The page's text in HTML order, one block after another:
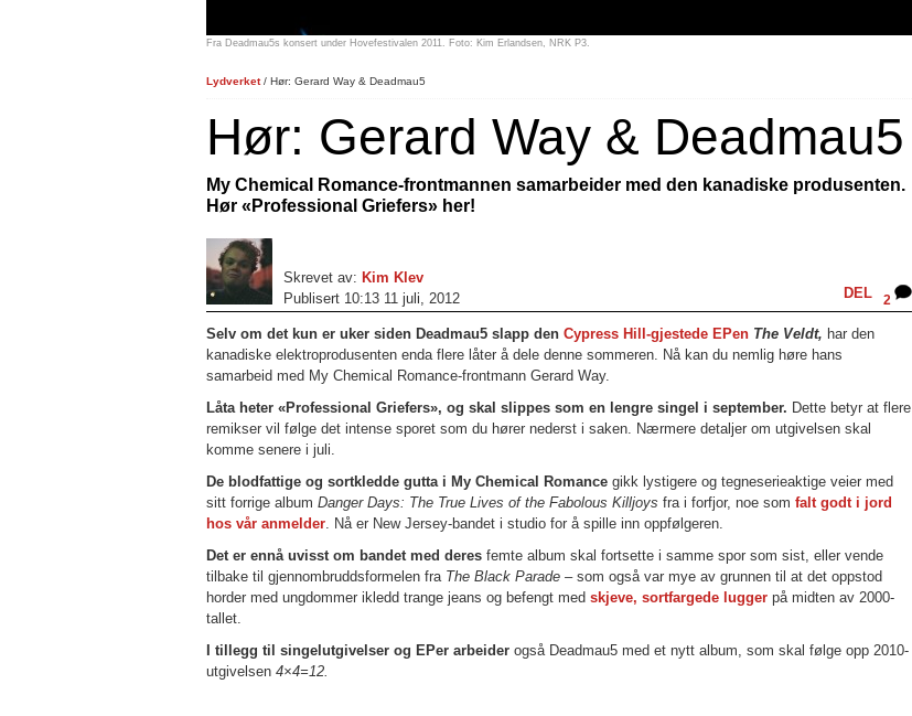
Fra Deadmau5s konsert under Hovefestivalen 2011. Foto: Kim Erlandsen, NRK P3.
Lydverket/ Hør: Gerard Way & Deadmau5
Hør: Gerard Way & Deadmau5
My Chemical Romance-frontmannen samarbeider med den kanadiske produsenten.
Hør «Professional Griefers» her!
Skrevet av: Kim Klev
Publisert 10:13 11 juli, 2012
DEL 2
Selv om det kun er uker siden Deadmau5 slapp den Cypress Hill-gjestede EPen The Veldt, har den
kanadiske elektroprodusenten enda flere låter å dele denne sommeren. Nå kan du nemlig høre hans
samarbeid med My Chemical Romance-frontmann Gerard Way.
Låta heter «Professional Griefers», og skal slippes som en lengre singel i september. Dette betyr at flere
remikser vil følge det intense sporet som du hører nederst i saken. Nærmere detaljer om utgivelsen skal
komme senere i juli.
De blodfattige og sortkledde gutta i My Chemical Romance gikk lystigere og tegneserieaktige veier med
sitt forrige album Danger Days: The True Lives of the Fabolous Killjoys fra i forfjor, noe som falt godt i jord
hos vår anmelder. Nå er New Jersey-bandet i studio for å spille inn oppfølgeren.
Det er ennå uvisst om bandet med deres femte album skal fortsette i samme spor som sist, eller vende
tilbake til gjennombruddsformelen fra The Black Parade – som også var mye av grunnen til at det oppstod
horder med ungdommer ikledd trange jeans og befengt med skjeve, sortfargede lugger på midten av 2000-
tallet.
I tillegg til singelutgivelser og EPer arbeider også Deadmau5 med et nytt album, som skal følge opp 2010-
utgivelsen 4×4=12.